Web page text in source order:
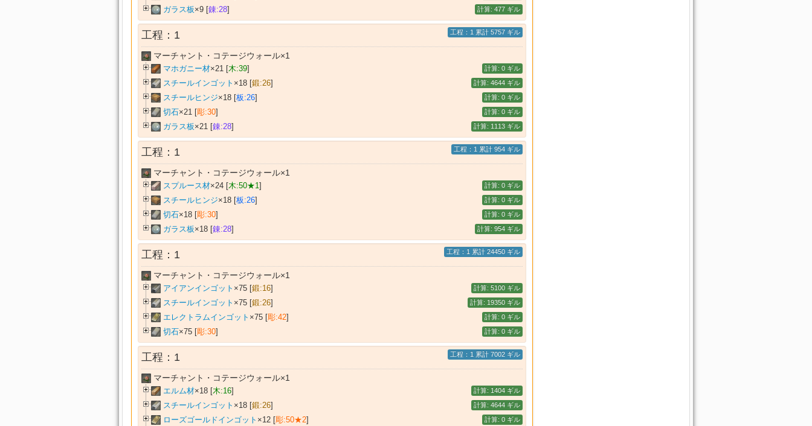
ガラス板×9 [錬:28] 計算: 477 ギル
工程：1 工程：1 累計 5757 ギル
マーチャント・コテージウォール×1
マホガニー材×21 [木:39] 計算: 0 ギル
スチールインゴット ×18 [鍛:26] 計算: 4644 ギル
スチールヒンジ×18 [板:26] 計算: 0 ギル
切石×21 [彫:30] 計算: 0 ギル
ガラス板×21 [錬:28] 計算: 1113 ギル
工程：1 工程：1 累計 954 ギル
マーチャント・コテージウォール×1
スプルース材×24 [木:50★1] 計算: 0 ギル
スチールヒンジ×18 [板:26] 計算: 0 ギル
切石×18 [彫:30] 計算: 0 ギル
ガラス板×18 [錬:28] 計算: 954 ギル
工程：1 工程：1 累計 24450 ギル
マーチャント・コテージウォール×1
アイアンインゴット ×75 [鍛:16] 計算: 5100 ギル
スチールインゴット ×75 [鍛:26] 計算: 19350 ギル
エレクトラムインゴット ×75 [彫:42] 計算: 0 ギル
切石×75 [彫:30] 計算: 0 ギル
工程：1 工程：1 累計 7002 ギル
マーチャント・コテージウォール×1
エルム材×18 [木:16] 計算: 1404 ギル
スチールインゴット ×18 [鍛:26] 計算: 4644 ギル
ローズゴールドインゴット ×12 [彫:50★2] 計算: 0 ギル